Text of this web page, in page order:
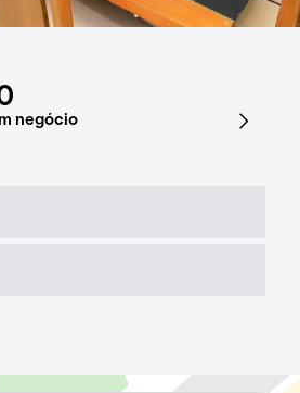
negócio